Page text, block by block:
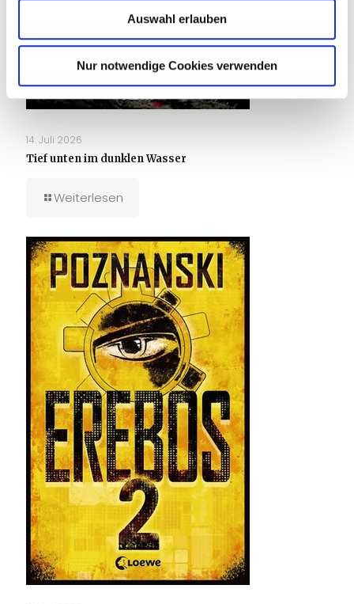
Auswahl erlauben
Nur notwendige Cookies verwenden
14. Juli 2026
Tief unten im dunklen Wasser
Weiterlesen